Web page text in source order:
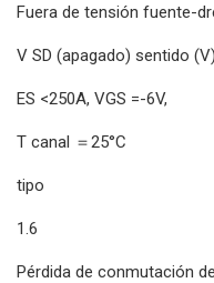
Fuera de tensión fuente-
V SD (apagado) sentido (V)
ES <250A, VGS =-6V,
T canal ＝25°C
tipo
1.6
Pérdida de conmutación